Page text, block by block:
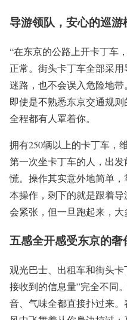
导游领队，安心的巡游
“在东京的公路上开卡丁车
正常。街头卡丁车全部采
迷路，也不会误入危险地带
即使是不熟悉东京交通规
全程都有人罩着你。
拥有250辆以上的卡丁车，
第一次坐卡丁车的人，出
慌。操作其实意外地简单
本操作，剩下的就是跟着
会紧张，但一旦跑起来，
五感全开感受东京的奢
观光巴士、出租车和街头
接收到的信息量”完全不同
音、气味全都直接扑过来